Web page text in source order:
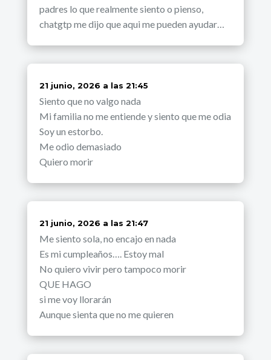
padres lo que realmente siento o pienso,
chatgtp me dijo que aqui me pueden ayudar…
dice:
21 junio, 2026 a las 21:45
Siento que no valgo nada
Mi familia no me entiende y siento que me odia
Soy un estorbo.
Me odio demasiado
Quiero morir
dice:
21 junio, 2026 a las 21:47
Me siento sola, no encajo en nada
Es mi cumpleaños…. Estoy mal
No quiero vivir pero tampoco morir
QUE HAGO
si me voy llorarán
Aunque sienta que no me quieren